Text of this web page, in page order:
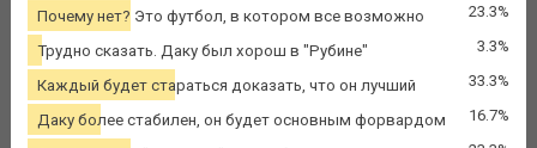
Почему нет? Это футбол, в котором все возможно 23.3%
Трудно сказать. Даку был хорош в "Рубине" 3.3%
Каждый будет стараться доказать, что он лучший 33.3%
Даку более стабилен, он будет основным форвардом 16.7%